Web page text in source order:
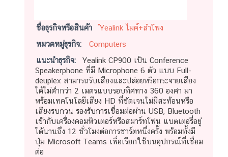
ชื่อธุรกิจหรือสินค้า
ํYealink ไมค์+ลำโพง
หมวดหมู่ธุรกิจ:
Computers
แนะนำธุรกิจ:
Yealink CP900 เป็น Conference
Speakerphone ที่มี Microphone 6 ตัว แบบ Full-
deuplex สามารถรับเสียงและปล่อยหรือกระจายเสียง
ได้ไม่ต่ำกว่า 2 เมตรแบบรอบทิศทาง 360 องศา มา
พร้อมเทคโนโลยีเสียง HD ที่ชัดเจนไม่มีสะท้อนหรือ
เสียงรบกวน รองรับการเชื่อมต่อผ่าน USB, Bluetooth
เข้ากับเครื่องคอมพิวเตอร์หรือสมาร์ทโฟน แบตเตอรี่อยู่
ได้นานถึง 12 ชั่วโมงต่อการชาร์ตหนึ่งครั้ง พร้อมทั้งมี
ปุ่ม Microsoft Teams เพื่อเรียกใช้บนอุปกรณ์ที่เชื่อม
ต่อ